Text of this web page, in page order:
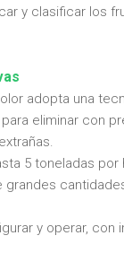
y clasificar los
adopta una
eliminar con
5 toneladas por
y operar, con